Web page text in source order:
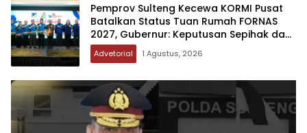
Pemprov Sulteng Kecewa KORMI Pusat
Batalkan Status Tuan Rumah FORNAS
2027, Gubernur: Keputusan Sepihak dan
Tanpa Koordinasi
Advetorial 1 Agustus, 2026